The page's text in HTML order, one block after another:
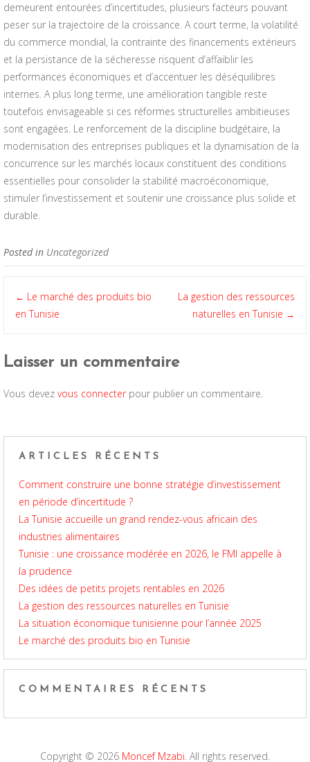
demeurent entourées d’incertitudes, plusieurs facteurs pouvant
peser sur la trajectoire de la croissance. A court terme, la volatilité
du commerce mondial, la contrainte des financements extérieurs
et la persistance de la sécheresse risquent d’affaiblir les
performances économiques et d’accentuer les déséquilibres
internes. A plus long terme, une amélioration tangible reste
toutefois envisageable si ces réformes structurelles ambitieuses
sont engagées. Le renforcement de la discipline budgétaire, la
modernisation des entreprises publiques et la dynamisation de la
concurrence sur les marchés locaux constituent des conditions
essentielles pour consolider la stabilité macroéconomique,
stimuler l’investissement et soutenir une croissance plus solide et
durable.
Posted in Uncategorized
Post
← Le marché des produits bio
en Tunisie
La gestion des ressources
naturelles en Tunisie →
Laisser un commentaire
Vous devez vous connecterpour publier un commentaire.
ARTICLES RÉCENTS
Comment construire une bonne stratégie d’investissement
en période d’incertitude ?
La Tunisie accueille un grand rendez-vous africain des
industries alimentaires
Tunisie : une croissance modérée en 2026, le FMI appelle à
la prudence
Des idées de petits projets rentables en 2026
La gestion des ressources naturelles en Tunisie
La situation économique tunisienne pour l’année 2025
Le marché des produits bio en Tunisie
COMMENTAIRES RÉCENTS
Copyright © 2026 Moncef Mzabi . All rights reserved.